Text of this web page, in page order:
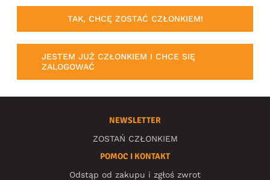
TAK, CHCĘ ZOSTAĆ CZŁONKIEM!
JESTEM JUŻ CZŁONKIEM I CHCE SIĘ
ZALOGOWAĆ
NEWSLETTER
ZOSTAŃ CZŁONKIEM
POMOC I KONTAKT
Odstąp od zakupu i zgłoś zwrot